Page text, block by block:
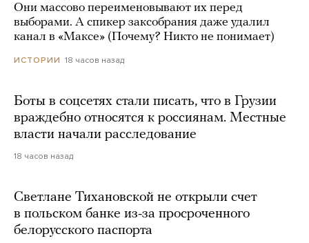
Они массово переименовывают их перед
выборами. А спикер заксобрания даже удалил
канал в «Максе» (Почему? Никто не понимает)
ИСТОРИИ 18 часов назад
Боты в соцсетях стали писать, что в Грузии
враждебно относятся к россиянам. Местные
власти начали расследование
18 часов назад
Светлане Тихановской не открыли счет
в польском банке из-за просроченного
белорусского паспорта